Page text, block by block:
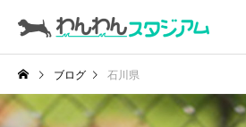
CATEGORY
ドッグラン
ドッグカフェ
ブログ 石川県
インデックス